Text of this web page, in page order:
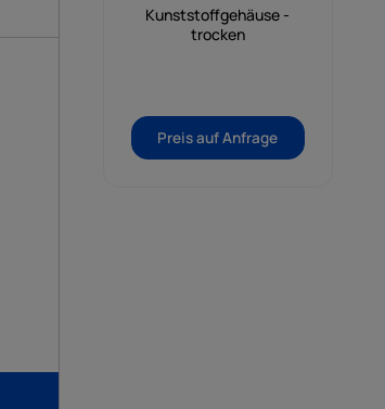
Kunststoffgehäuse -
trocken
Preis auf Anfrage